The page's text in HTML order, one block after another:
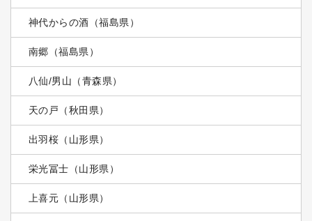
神代からの酒（福島県）
南郷（福島県）
八仙/男山（青森県）
天の戸（秋田県）
出羽桜（山形県）
栄光冨士（山形県）
上喜元（山形県）